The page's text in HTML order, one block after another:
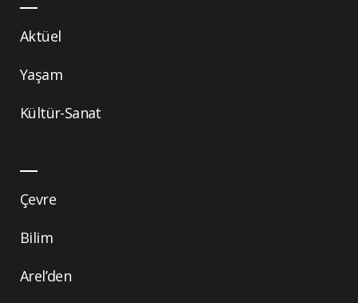
Aktüel
Yaşam
Kültür-Sanat
Çevre
Bilim
Arel’den